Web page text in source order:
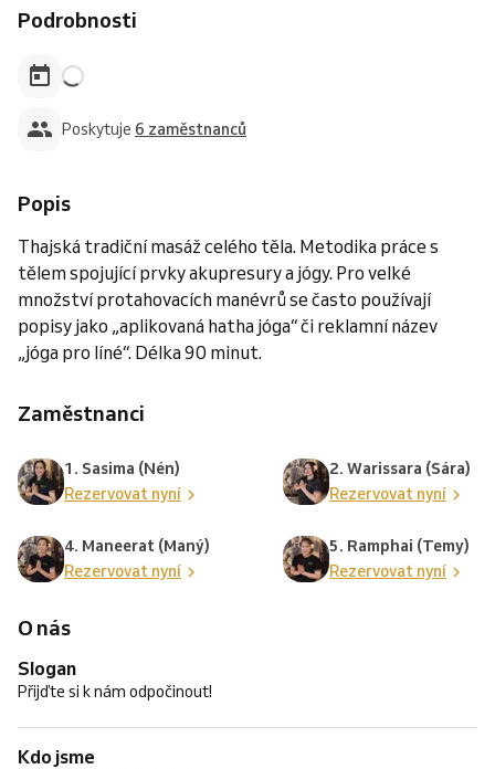
Podrobnosti
Poskytuje 6 zaměstnanců
Popis
Thajská tradiční masáž celého těla. Metodika práce s
tělem spojující prvky akupresury a jógy. Pro velké
množství protahovacích manévrů se často používají
popisy jako „aplikovaná hatha jóga“ či reklamní název
„jóga pro líné“. Délka 90 minut.
Zaměstnanci
1. Sasima (Nén)
Rezervovat nyní
2. Warissara (Sára)
Rezervovat nyní
4. Maneerat (Maný)
Rezervovat nyní
5. Ramphai (Temy)
Rezervovat nyní
O nás
Slogan
Přijďte si k nám odpočinout!
Kdo jsme